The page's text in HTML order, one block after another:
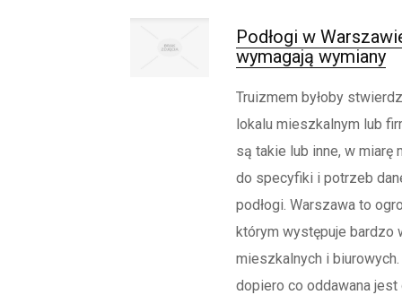
Podłogi w
wymagają wymiany
Truizmem byłoby
lokalu mieszkalnym lub
są takie lub inne, w miarę
do specyfiki i potrzeb
podłogi. Warszawa to
którym występuje bardzo
mieszkalnych i
dopiero co oddawana jest